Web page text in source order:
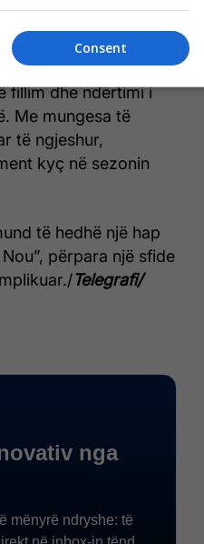
fillim dhe ndërtimi i
Me mungesa të
të ngjeshur,
kyç në sezonin
të hedhë një hap
përpara një sfide
Telegrafi/
Consent